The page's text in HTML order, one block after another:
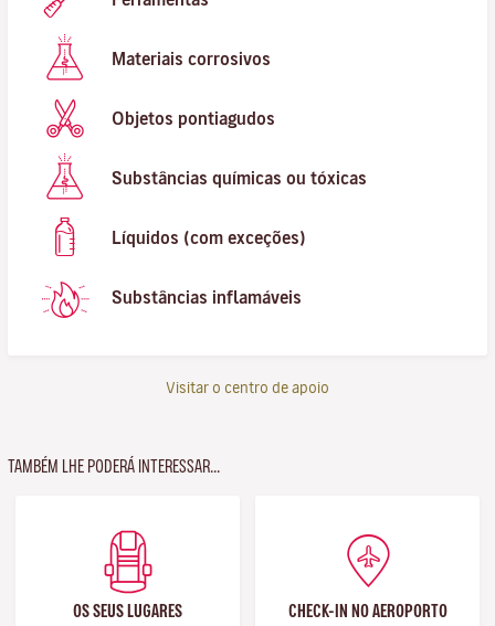
Materiais corrosivos
Objetos pontiagudos
Substâncias químicas ou tóxicas
Líquidos (com exceções)
Substâncias inflamáveis
Visitar o centro de apoio
TAMBÉM LHE PODERÁ INTERESSAR...
OS SEUS LUGARES CHECK-IN NO AEROPORTO